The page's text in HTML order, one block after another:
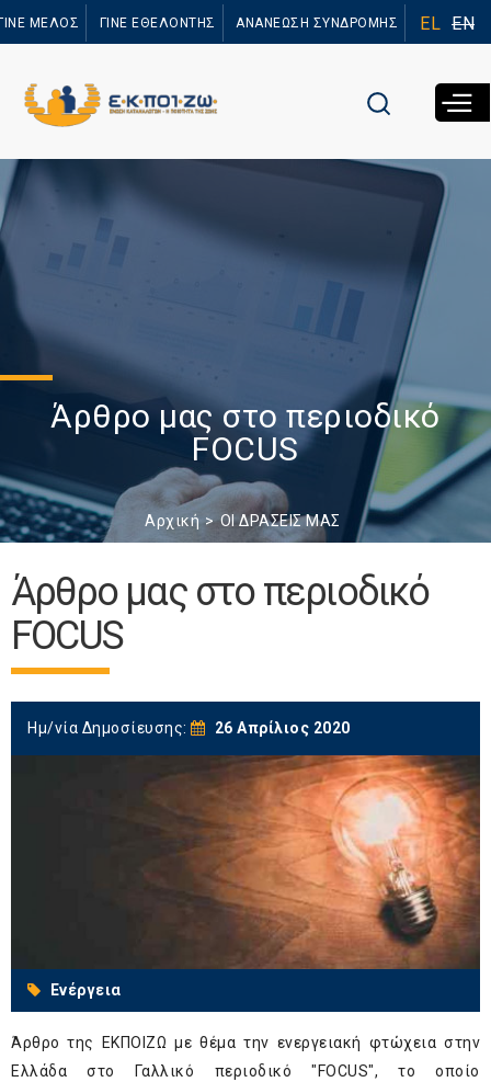
προς το
ΜΕΛΟΣ ΓΙΝΕ ΕΘΕΛΟΝΤΗΣ ΑΝΑΝΕΩΣΗ ΣΥΝΔΡΟΜΗΣ EL EN
Άρθρο μας στο περιοδικό
FOCUS
Αρχική ΟΙ ΔΡΑΣΕΙΣ ΜΑΣ
Άρθρο μας στο περιοδικό
FOCUS
Ημ/νία Δημοσίευσης: 26 Απρίλιος 2020
Ενέργεια
Άρθρο της ΕΚΠΟΙΖΩ με θέμα την ενεργειακή φτώχεια στην
Ελλάδα στο Γαλλικό περιοδικό "FOCUS", το οποίο